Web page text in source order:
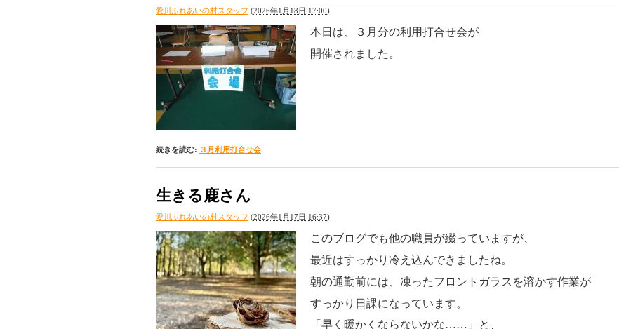
愛川ふれあいの村スタッフ (2026年1月18日 17:00)
本日は、３月分の利用打合せ会が
開催されました。
続きを読む: ３月利用打合せ会
生きる鹿さん
愛川ふれあいの村スタッフ (2026年1月17日 16:37)
このブログでも他の職員が綴っていますが、
最近はすっかり冷え込んできましたね。
朝の通勤前には、凍ったフロントガラスを溶かす作業が
すっかり日課になっています。
「早く暖かくならないかな……」と、